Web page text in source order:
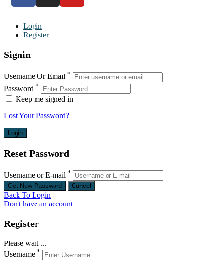
Login
Register
Signin
Username Or Email *
Password *
Keep me signed in
Lost Your Password?
Reset Password
Username or E-mail *
Back To Login
Don't have an account
Register
Please wait ...
Username *